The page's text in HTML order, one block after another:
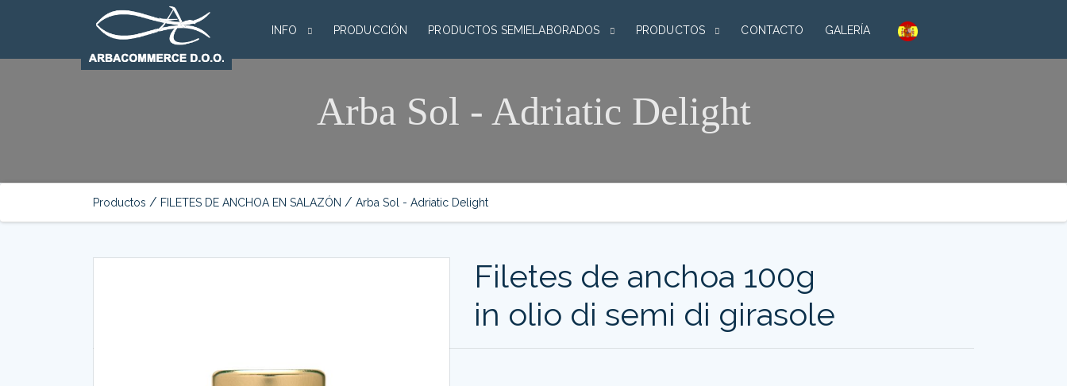
INFO PRODUCCIÓN PRODUCTOS SEMIELABORADOS PRODUCTOS CONTACTO GALERÍA
Arba Sol - Adriatic Delight
Productos / FILETES DE ANCHOA EN SALAZÓN / Arba Sol - Adriatic Delight
Filetes de anchoa 100g
in olio di semi di girasole